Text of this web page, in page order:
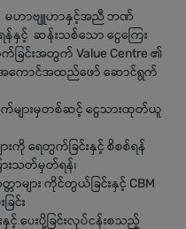
မဟာဗျူဟာနှင့်အညီ ဘဏ်
န်နှင့် ဆန်းသစ်သော ငွေကြေး
ခြင်းအတွက် Value Centre ၏
အကောင်အထည်ဖော် ဆောင်ရွက်
က်များမှတစ်ဆင့် ငွေသားထုတ်ယူ
ကို ရေတွက်ခြင်းနှင့် စိစစ်ရန်
ြားသတ်မှတ်ရန်၊
များ ကိုင်တွယ်ခြင်းနှင့် CBM
င်း
င့် ပေးပို့ခြင်းလုပ်ငန်းစသည့်